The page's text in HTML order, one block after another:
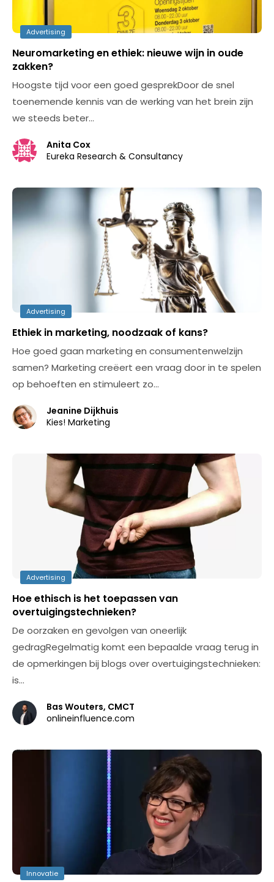
Advertising
Neuromarketing en ethiek: nieuwe wijn in oude
zakken?
Hoogste tijd voor een goed gesprekDoor de snel
toenemende kennis van de werking van het brein zijn
we steeds beter…
Anita Cox
Eureka Research & Consultancy
Advertising
Ethiek in marketing, noodzaak of kans?
Hoe goed gaan marketing en consumentenwelzijn
samen? Marketing creëert een vraag door in te spelen
op behoeften en stimuleert zo…
Jeanine Dijkhuis
Kies! Marketing
Advertising
Hoe ethisch is het toepassen van
overtuigingstechnieken?
De oorzaken en gevolgen van oneerlijk
gedragRegelmatig komt een bepaalde vraag terug in
de opmerkingen bij blogs over overtuigingstechnieken:
is…
Bas Wouters, CMCT
onlineinfluence.com
Innovatie